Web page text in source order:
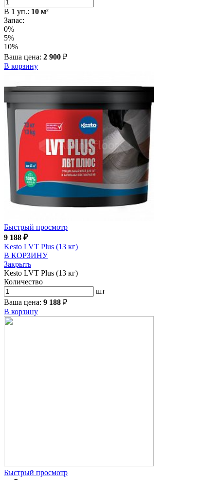
В 1 уп.: 10 м²
Запас:
0%
5%
10%
Ваша цена: 2 900 ₽
В корзину
Быстрый просмотр
9 188 ₽
Kesto LVT Plus (13 кг)
В КОРЗИНУ
Закрыть
Kesto LVT Plus (13 кг)
Количество
шт
Ваша цена: 9 188 ₽
В корзину
Быстрый просмотр